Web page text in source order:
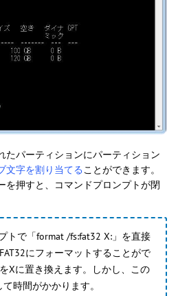
たパーティションにパーティション
文字を割り当てることができます。
を押すと、コマンドプロンプトが閉
トで「format /fs:fat32 X:」を直接
にフォーマットすることがで
Xに置き換えます。しかし、この
時間がかかります。